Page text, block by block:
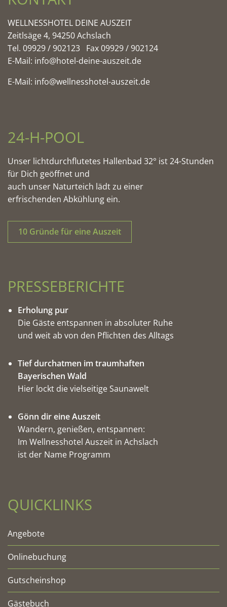
WELLNESSHOTEL DEINE AUSZEIT
Zeitlsäge 4, 94250 Achslach
Tel. 09929 / 902123 Fax 09929 / 902124
E-Mail: info@hotel-deine-auszeit.de
E-Mail: info@wellnesshotel-auszeit.de
24-H-POOL
Unser lichtdurchflutetes Hallenbad 32° ist 24-Stunden
für Dich geöffnet und
auch unser Naturteich lädt zu einer
erfrischenden Abkühlung ein.
10 Gründe für eine Auszeit
PRESSEBERICHTE
Erholung pur
Die Gäste entspannen in absoluter Ruhe
und weit ab von den Pflichten des Alltags
Tief durchatmen im traumhaften
Bayerischen Wald
Hier lockt die vielseitige Saunawelt
Gönn dir eine Auszeit
Wandern, genießen, entspannen:
Im Wellnesshotel Auszeit in Achslach
ist der Name Programm
QUICKLINKS
Angebote
Onlinebuchung
Gutscheinshop
Gästebuch